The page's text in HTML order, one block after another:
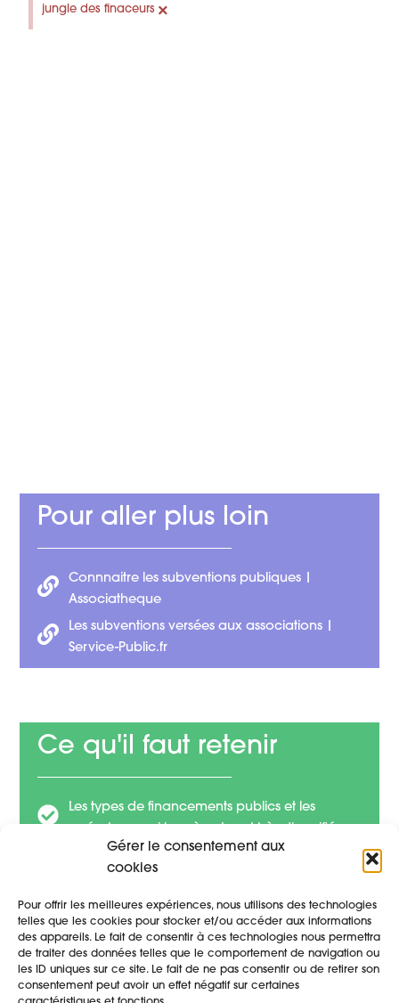
Gérer le consentement aux
cookies
Pour offrir les meilleures expériences, nous utilisons des technologies
telles que les cookies pour stocker et/ou accéder aux informations
des appareils. Le fait de consentir à ces technologies nous permettra
de traiter des données telles que le comportement de navigation ou
les ID uniques sur ce site. Le fait de ne pas consentir ou de retirer son
consentement peut avoir un effet négatif sur certaines
jungle des finaceurs ×
Pour aller plus loin
Connnaitre les subventions publiques |
Associatheque
Les subventions versées aux associations |
Service-Public.fr
Ce qu'il faut retenir
Les types de financements publics et les
Les actions doivent répondre à un besoin réel
Retour au Parcours